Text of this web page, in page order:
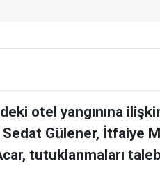
otel yangınına
Sedat Gülener, İtfaiye
tutuklanmaları